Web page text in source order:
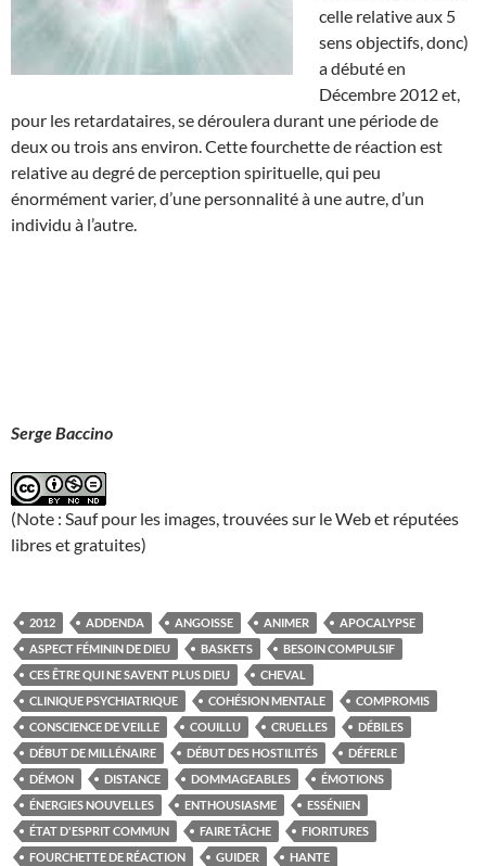
celle relative aux 5
sens objectifs, donc)
a débuté en
Décembre 2012 et,
pour les retardataires, se déroulera durant une période de
deux ou trois ans environ. Cette fourchette de réaction est
relative au degré de perception spirituelle, qui peu
énormément varier, d’une personnalité à une autre, d’un
individu à l’autre.
Serge Baccino
(Note : Sauf pour les images, trouvées sur le Web et réputées
libres et gratuites)
2012 ADDENDA ANGOISSE ANIMER
APOCALYPSE
ASPECT FÉMININ DE DIEU
BASKETS
BESOIN COMPULSIF
CES ÊTRE QUI NE SAVENT PLUS DIEU
CHEVAL
CLINIQUE PSYCHIATRIQUE
COHÉSION MENTALE
COMPROMIS
CONSCIENCE DE VEILLE
COUILLU CRUELLES
DÉBILES
DÉBUT DE MILLÉNAIRE
DÉBUT DES HOSTILITÉS
DÉFERLE
DÉMON
DISTANCE DOMMAGEABLES
ÉMOTIONS
ÉNERGIES NOUVELLES
ENTHOUSIASME
ESSÉNIEN
ÉTAT D'ESPRIT COMMUN
FAIRE TÂCHE
FIORITURES
FOURCHETTE DE RÉACTION
GUIDER
HANTE